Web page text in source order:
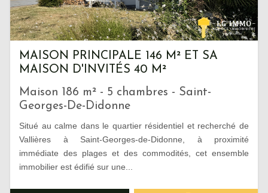
MAISON PRINCIPALE 146 M² ET SA
MAISON D'INVITÉS 40 M²
Maison 186 m² - 5 chambres - Saint-
Georges-De-Didonne
Situé au calme dans le quartier résidentiel et recherché de
Vallières à Saint-Georges-de-Didonne, à proximité
immédiate des plages et des commodités, cet ensemble
immobilier est édifié sur une...